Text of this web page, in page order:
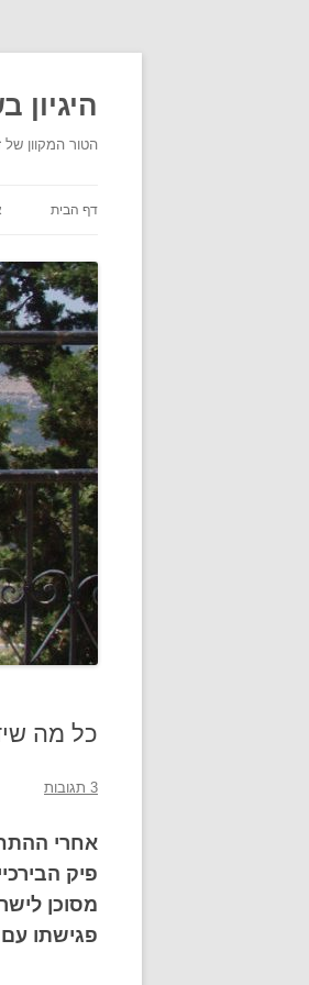
היגיון
הטור המקוון של
דף הבית
כל מה
3 תגובות
אחרי
פיק
מסוכן
פגישתו